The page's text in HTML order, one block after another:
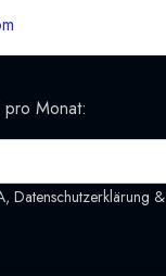
Monat:
Datenschutzerklärung &